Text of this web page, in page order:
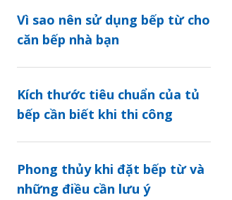
Vì sao nên sử dụng bếp từ cho
căn bếp nhà bạn
Kích thước tiêu chuẩn của tủ
bếp cần biết khi thi công
Phong thủy khi đặt bếp từ và
những điều cần lưu ý